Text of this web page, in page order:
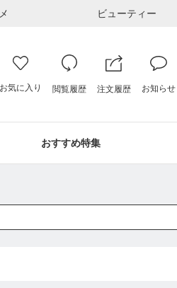
ビューティー
お気に入り 閲覧履歴 注文履歴 お知らせ
おすすめ特集